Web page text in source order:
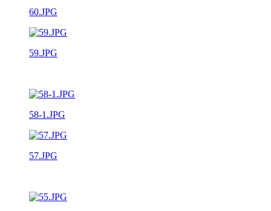
60.JPG
59.JPG
58-1.JPG
57.JPG